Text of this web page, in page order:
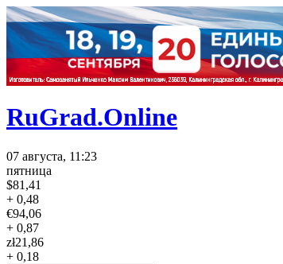
RuGrad.Online
07 августа, 11:23
пятница
$81,41
+ 0,48
€94,06
+ 0,87
zł21,86
+ 0,18